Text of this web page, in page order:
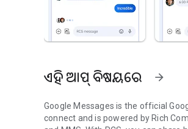
ଏହି ଆପ୍ ବିଷୟରେ arrow_forward
Google Messages is the official
connect and is powered by Rich